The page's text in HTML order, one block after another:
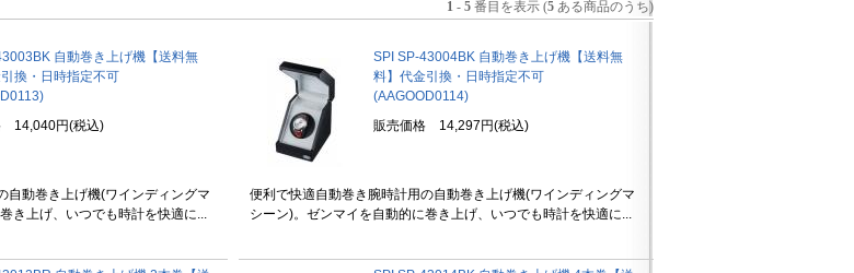
1 - 5 番目を表示 (5 ある商品のうち)
自動巻き上げ機【送料無
換・日時指定不可
14,040円(税込)
自動巻き上げ機(ワインディングマ
き上げ、いつでも時計を快適に...
SPI SP-43004BK 自動巻き上げ機【送料無
料】代金引換・日時指定不可
(AAGOOD0114)
販売価格 14,297円(税込)
便利で快適自動巻き腕時計用の自動巻き上げ機(ワインディングマ
シーン)。ゼンマイを自動的に巻き上げ、いつでも時計を快適に...